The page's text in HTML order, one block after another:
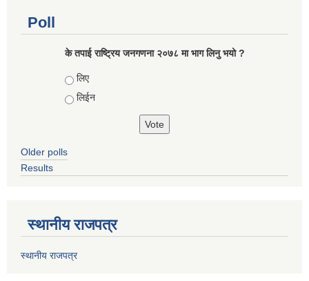
Poll
के तपाई राष्ट्रिय जनगणना २०७८ मा भाग लिनु भयो ?
Choices
लिए
लिईन
Older polls
Results
स्थानीय राजपत्र
स्थानीय राजपत्र